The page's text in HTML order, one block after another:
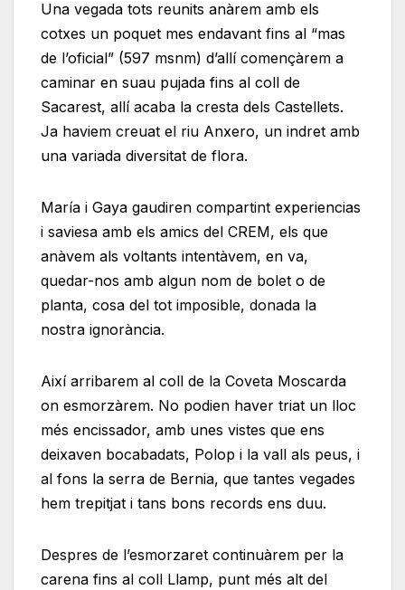
Una vegada tots reunits anàrem amb els
cotxes un poquet mes endavant fins al “mas
de l’oficial” (597 msnm) d’allí començàrem a
caminar en suau pujada fins al coll de
Sacarest, allí acaba la cresta dels Castellets.
Ja haviem creuat el riu Anxero, un indret amb
una variada diversitat de flora.
María i Gaya gaudiren compartint experiencias
i saviesa amb els amics del CREM, els que
anàvem als voltants intentàvem, en va,
quedar-nos amb algun nom de bolet o de
planta, cosa del tot imposible, donada la
nostra ignorància.
Així arribarem al coll de la Coveta Moscarda
on esmorzàrem. No podien haver triat un lloc
més encissador, amb unes vistes que ens
deixaven bocabadats, Polop i la vall als peus, i
al fons la serra de Bernia, que tantes vegades
hem trepitjat i tans bons records ens duu.
Despres de l’esmorzaret continuàrem per la
carena fins al coll Llamp, punt més alt del